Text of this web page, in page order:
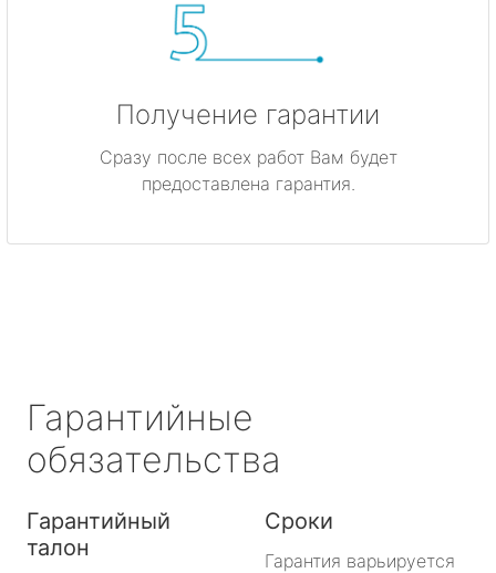
Получение гарантии
Сразу после всех работ Вам будет
предоставлена гарантия.
Гарантийные
обязательства
Гарантийный
талон
Сроки
Гарантия варьируется